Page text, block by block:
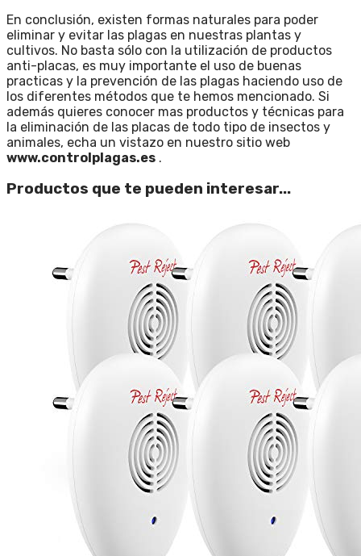
En conclusión, existen formas naturales para poder
eliminar y evitar las plagas en nuestras plantas y
cultivos. No basta sólo con la utilización de productos
anti-placas, es muy importante el uso de buenas
practicas y la prevención de las plagas haciendo uso de
los diferentes métodos que te hemos mencionado. Si
además quieres conocer mas productos y técnicas para
la eliminación de las placas de todo tipo de insectos y
animales, echa un vistazo en nuestro sitio web
www.controlplagas.es .
Productos que te pueden interesar...